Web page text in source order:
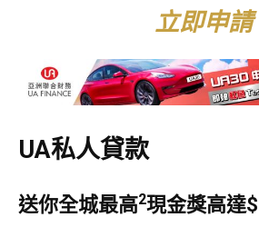
立即申請
UA私人貸款
送你全城最高2現金獎高達